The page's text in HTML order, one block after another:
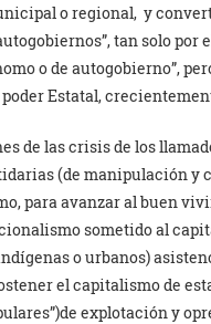
o regional, y
tan solo
o de autogobierno”,
Estatal,
de las crisis de los
(de manipulación y
para avanzar al buen
sometido al
o urbanos)
el capitalismo de
explotación y